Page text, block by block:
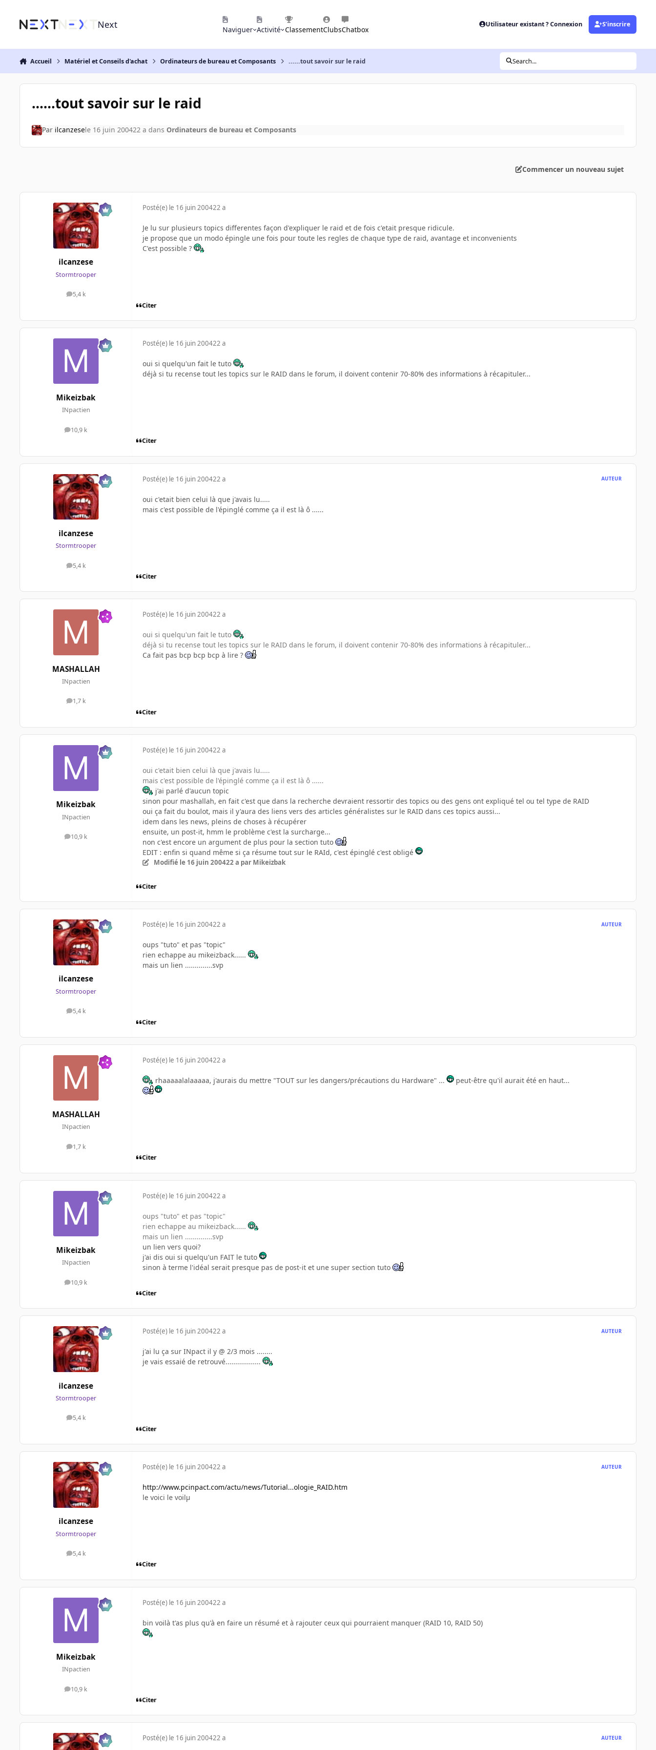
Next Naviguer Activité ClassementClubsChatbox
Utilisateur existant ? Connexion S’inscrire
Accueil Matériel et Conseils d'achat Ordinateurs de bureau et Composants ......tout savoir sur le raid Search...
......tout savoir sur le raid
Par ilcanzesele 16 juin 200422 a dans Ordinateurs de bureau et Composants
Commencer un nouveau sujet
ilcanzese
Stormtrooper
5,4 k
messages
Posté(e) le 16 juin 200422 a
Je lu sur plusieurs topics differentes façon d'expliquer le raid et de fois c'etait presque ridicule.
je propose que un modo épingle une fois pour toute les regles de chaque type de raid, avantage et inconvenients
C'est possible ?
Citer
Mikeizbak
INpactien
10,9 k
messages
Posté(e) le 16 juin 200422 a
oui si quelqu'un fait le tuto
déjà si tu recense tout les topics sur le RAID dans le forum, il doivent contenir 70-80% des informations à récapituler...
Citer
ilcanzese
Stormtrooper
5,4 k
messages
Posté(e) le 16 juin 200422 a AUTEUR
oui c'etait bien celui là que j'avais lu.....
mais c'est possible de l'épinglé comme ça il est là ô ......
Citer
MASHALLAH
INpactien
1,7 k
messages
Posté(e) le 16 juin 200422 a
oui si quelqu'un fait le tuto
déjà si tu recense tout les topics sur le RAID dans le forum, il doivent contenir 70-80% des informations à récapituler...
Ca fait pas bcp bcp bcp à lire ?
Citer
Mikeizbak
INpactien
10,9 k
messages
Posté(e) le 16 juin 200422 a
oui c'etait bien celui là que j'avais lu.....
mais c'est possible de l'épinglé comme ça il est là ô ......
j'ai parlé d'aucun topic
sinon pour mashallah, en fait c'est que dans la recherche devraient ressortir des topics ou des gens ont expliqué tel ou tel type de RAID
oui ça fait du boulot, mais il y'aura des liens vers des articles généralistes sur le RAID dans ces topics aussi...
idem dans les news, pleins de choses à récupérer
ensuite, un post-it, hmm le problème c'est la surcharge...
non c'est encore un argument de plus pour la section tuto
EDIT : enfin si quand même si ça résume tout sur le RAId, c'est épinglé c'est obligé
Modifié le 16 juin 200422 a par Mikeizbak
Citer
ilcanzese
Stormtrooper
5,4 k
messages
Posté(e) le 16 juin 200422 a AUTEUR
oups "tuto" et pas "topic"
rien echappe au mikeizback......
mais un lien ..............svp
Citer
MASHALLAH
INpactien
1,7 k
messages
Posté(e) le 16 juin 200422 a
rhaaaaalalaaaaa, j'aurais du mettre "TOUT sur les dangers/précautions du Hardware" ... peut-être qu'il aurait été en haut...
Citer
Mikeizbak
INpactien
10,9 k
messages
Posté(e) le 16 juin 200422 a
oups "tuto" et pas "topic"
rien echappe au mikeizback......
mais un lien ..............svp
un lien vers quoi?
j'ai dis oui si quelqu'un FAIT le tuto
sinon à terme l'idéal serait presque pas de post-it et une super section tuto
Citer
ilcanzese
Stormtrooper
5,4 k
messages
Posté(e) le 16 juin 200422 a AUTEUR
j'ai lu ça sur INpact il y @ 2/3 mois ........
je vais essaié de retrouvé..................
Citer
ilcanzese
Stormtrooper
5,4 k
messages
Posté(e) le 16 juin 200422 a AUTEUR
http://www.pcinpact.com/actu/news/Tutorial...ologie_RAID.htm
le voici le voilµ
Citer
Mikeizbak
INpactien
10,9 k
messages
Posté(e) le 16 juin 200422 a
bin voilà t'as plus qu'à en faire un résumé et à rajouter ceux qui pourraient manquer (RAID 10, RAID 50)
Citer
Posté(e) le 16 juin 200422 a AUTEUR